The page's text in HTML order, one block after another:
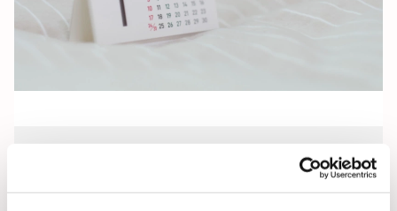
Freitag, 17. Juli 2026, 18:00 Uhr